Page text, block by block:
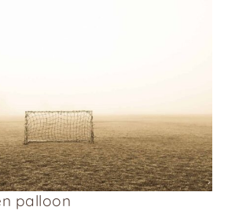
palloon